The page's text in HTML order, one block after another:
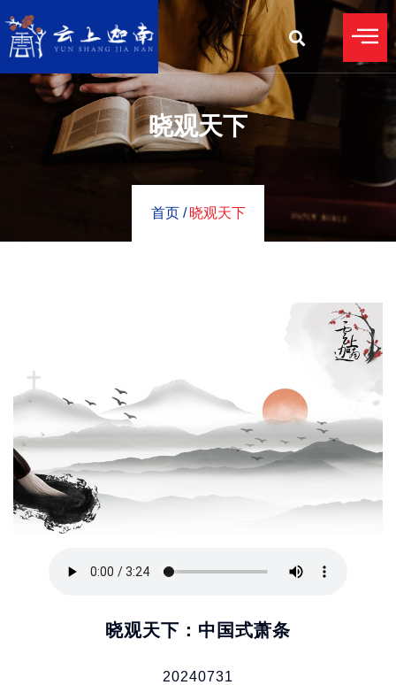
晓观天下
首页 / 晓观天下
晓观天下：中国式萧条
20240731